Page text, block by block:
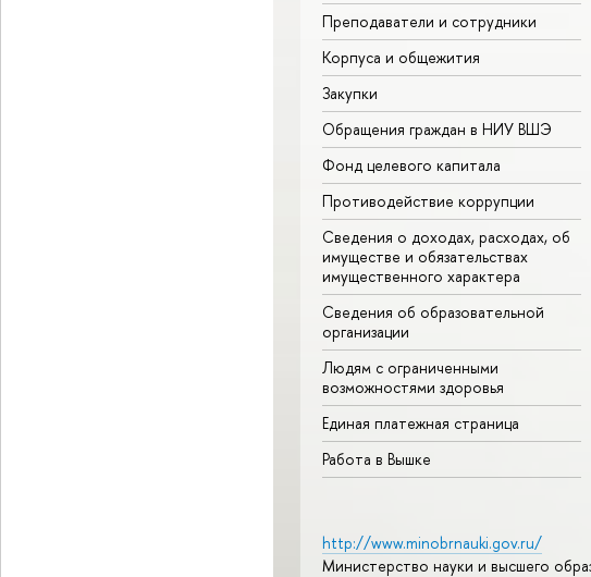
Преподаватели и сотрудники
Корпуса и общежития
Закупки
Обращения граждан в НИУ ВШЭ
Фонд целевого капитала
Противодействие коррупции
Сведения о доходах, расходах, об
имуществе и обязательствах
имущественного характера
Сведения об образовательной
организации
Людям с ограниченными
возможностями здоровья
Единая платежная страница
Работа в Вышке
http://www.minobrnauki.gov.ru/
Министерство науки и высшего